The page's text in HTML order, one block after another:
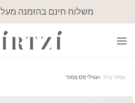
משלוח חינם בהזמנה מעל 1,000 ש"ח
עמוד בית ›עגילי פס צמוד